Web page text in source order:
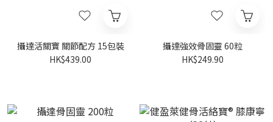
攝達活關寶 關節配方 15包裝
HK$439.00
攝達強效骨固靈 60粒
HK$249.90